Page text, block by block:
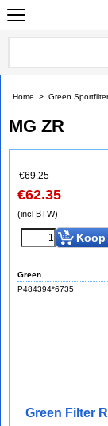
Home > Green
MG ZR
€69.25
€62.35
(incl BTW)
Koop
Green
P484394*6735
Green Filter